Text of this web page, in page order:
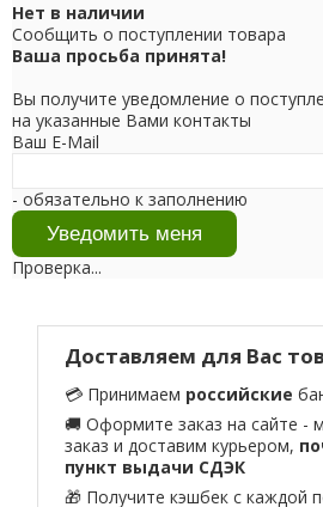
Нет в наличии
Сообщить о поступлении товара
Ваша просьба принята!
Вы получите уведомление о
на указанные Вами контакты
Ваш E-Mail
- обязательно к заполнению
Проверка...
Доставляем для Вас
💳 Принимаем российские
🚚 Оформите заказ на сайте -
заказ и доставим курьером,
пункт выдачи СДЭК
🎁 Получите кэшбек с каждой